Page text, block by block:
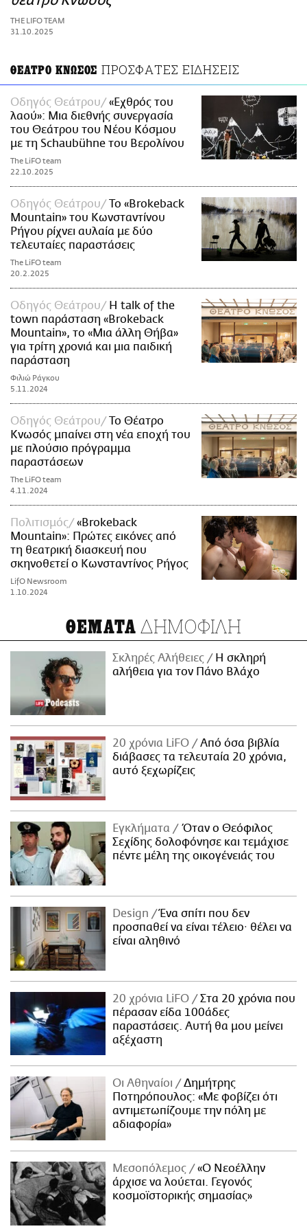
ΑΜΠΑ
PRINT
THE LIFO TEAM
31.10.2025
ΘΕΑΤΡΟ ΚΝΩΣΟΣ ΠΡΟΣΦΑΤΕΣ ΕΙΔΗΣΕΙΣ
Οδηγός Θεάτρου
«Εχθρός του
λαού»: Μια διεθνής συνεργασία
του Θεάτρου του Νέου Κόσμου
με τη Schaubühne του Βερολίνου
The LiFO team
22.10.2025
Οδηγός Θεάτρου
Το «Brokeback
Mountain» του Κωνσταντίνου
Ρήγου ρίχνει αυλαία με δύο
τελευταίες παραστάσεις
The LiFO team
20.2.2025
Οδηγός Θεάτρου
H talk of the
town παράσταση «Brokeback
Mountain», το «Μια άλλη Θήβα»
για τρίτη χρονιά και μια παιδική
παράσταση
Φιλιώ Ράγκου
5.11.2024
Οδηγός Θεάτρου
Το Θέατρο
Κνωσός μπαίνει στη νέα εποχή του
με πλούσιο πρόγραμμα
παραστάσεων
The LiFO team
4.11.2024
Πολιτισμός
«Brokeback
Mountain»: Πρώτες εικόνες από
τη θεατρική διασκευή που
σκηνοθετεί ο Κωνσταντίνος Ρήγος
LifO Newsroom
1.10.2024
ΘΕΜΑΤΑ ΔΗΜΟΦΙΛΗ
Σκληρές Αλήθειες
H σκληρή
αλήθεια για τον Πάνο Βλάχο
20 χρόνια LiFO
Από όσα βιβλία
διάβασες τα τελευταία 20 χρόνια,
αυτό ξεχωρίζεις
Εγκλήματα
Όταν ο Θεόφιλος
Σεχίδης δολοφόνησε και τεμάχισε
πέντε μέλη της οικογένειάς του
Design
Ένα σπίτι που δεν
προσπαθεί να είναι τέλειο· θέλει να
είναι αληθινό
20 χρόνια LiFO
Στα 20 χρόνια που
πέρασαν είδα 100άδες
παραστάσεις. Αυτή θα μου μείνει
αξέχαστη
Οι Αθηναίοι
Δημήτρης
Ποτηρόπουλος: «Με φοβίζει ότι
αντιμετωπίζουμε την πόλη με
αδιαφορία»
Μεσοπόλεμος
«Ο Νεοέλλην
άρχισε να λούεται. Γεγονός
κοσμοϊστορικής σημασίας»